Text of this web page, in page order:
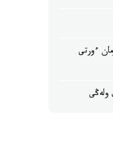
ءورتى
ولەڭى